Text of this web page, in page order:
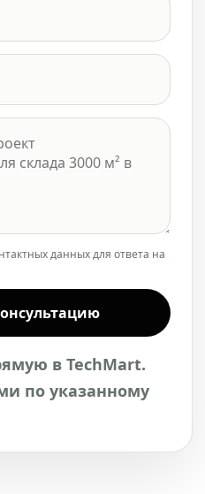
данных для ответа на
в TechMart.
по указанному